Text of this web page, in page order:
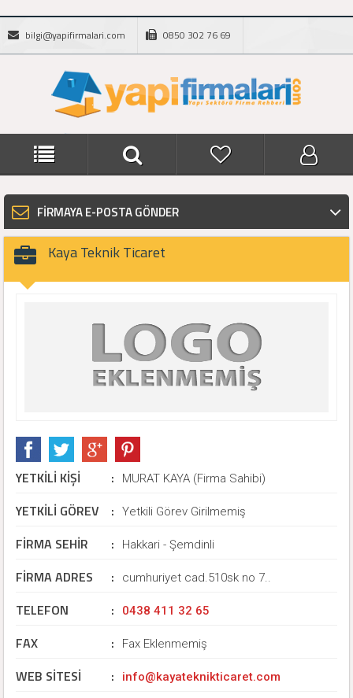
bilgi@yapifirmalari.com 0850 302 76 69
FİRMAYA E-POSTA GÖNDER
Kaya Teknik Ticaret
YETKİLİ KİŞİ : MURAT KAYA (Firma Sahibi)
YETKİLİ GÖREV : Yetkili Görev Girilmemiş
FİRMA SEHİR : Hakkari - Şemdinli
FİRMA ADRES : cumhuriyet cad.510sk no 7..
TELEFON : 0438 411 32 65
FAX : Fax Eklenmemiş
WEB SİTESİ : info@kayateknikticaret.com